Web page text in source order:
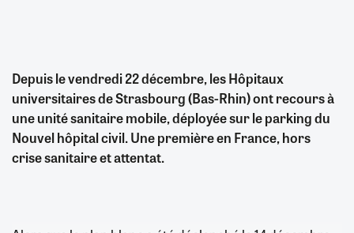
Depuis le vendredi 22 décembre, les Hôpitaux
universitaires de Strasbourg (Bas-Rhin) ont recours à
une unité sanitaire mobile, déployée sur le parking du
Nouvel hôpital civil. Une première en France, hors
crise sanitaire et attentat.